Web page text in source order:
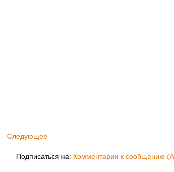
Следующее
Подписаться на: Комментарии к сообщению